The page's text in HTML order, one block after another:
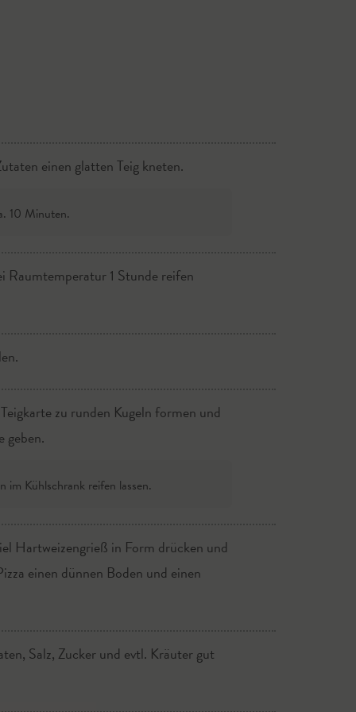
einen glatten Teig kneten.
10 Minuten.
Raumtemperatur 1 Stunde reifen
zu runden Kugeln formen und
geben.
im Kühlschrank reifen lassen.
Hartweizengrieß in Form drücken und
einen dünnen Boden und einen
Salz, Zucker und evtl. Kräuter gut